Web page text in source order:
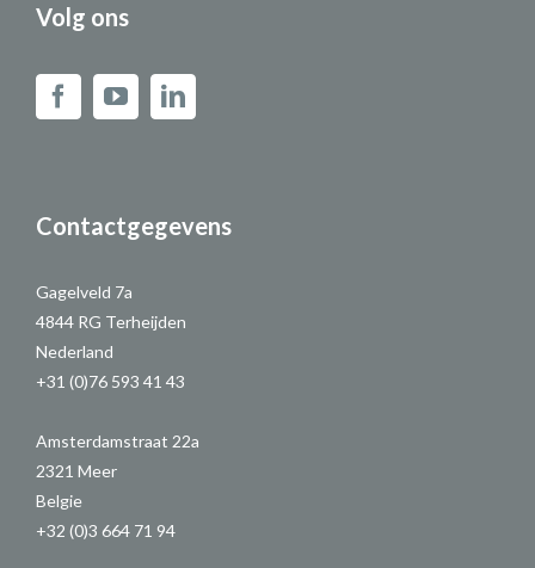
Volg ons
Contactgegevens
Gagelveld 7a
4844 RG Terheijden
Nederland
+31 (0)76 593 41 43
Amsterdamstraat 22a
2321 Meer
Belgie
+32 (0)3 664 71 94